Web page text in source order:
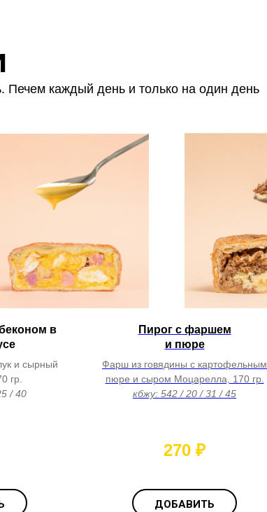
Печем каждый день и только на один день
в
и сырный
гр.
/ 40
Пирог с фаршем
и пюре
Фарш из говядины с картофельным
пюре и сыром Моцарелла, 170 гр.
кбжу: 542 / 20 / 31 / 45
270 ₽
ДОБАВИТЬ